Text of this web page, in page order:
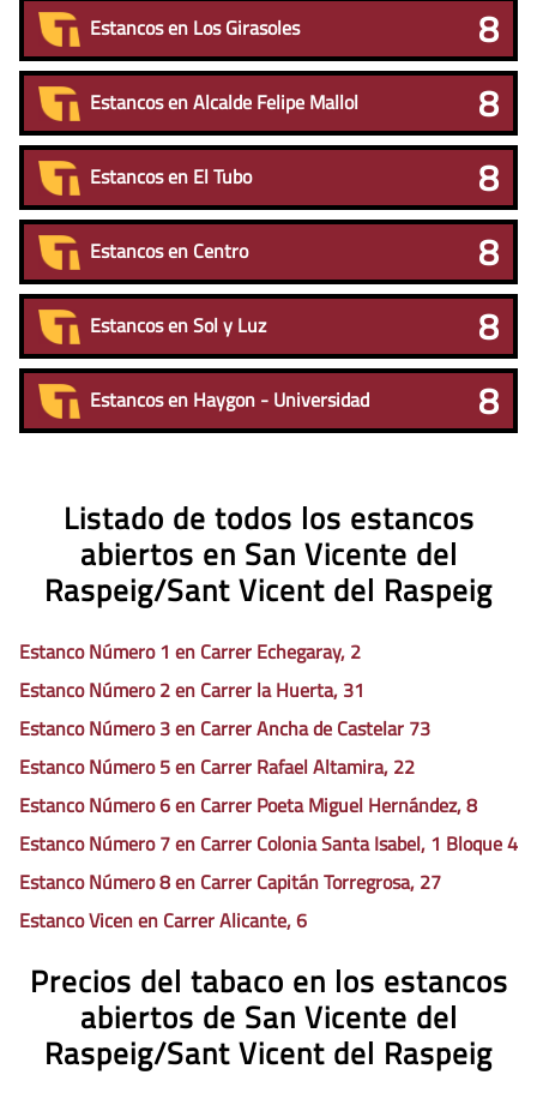
Estancos en Los Girasoles 8
Estancos en Alcalde Felipe Mallol 8
Estancos en El Tubo 8
Estancos en Centro 8
Estancos en Sol y Luz 8
Estancos en Haygon - Universidad 8
Listado de todos los estancos
abiertos en San Vicente del
Raspeig/Sant Vicent del Raspeig
Estanco Número 1 en Carrer Echegaray, 2
Estanco Número 2 en Carrer la Huerta, 31
Estanco Número 3 en Carrer Ancha de Castelar 73
Estanco Número 5 en Carrer Rafael Altamira, 22
Estanco Número 6 en Carrer Poeta Miguel Hernández, 8
Estanco Número 7 en Carrer Colonia Santa Isabel, 1 Bloque 4
Estanco Número 8 en Carrer Capitán Torregrosa, 27
Estanco Vicen en Carrer Alicante, 6
Precios del tabaco en los estancos
abiertos de San Vicente del
Raspeig/Sant Vicent del Raspeig